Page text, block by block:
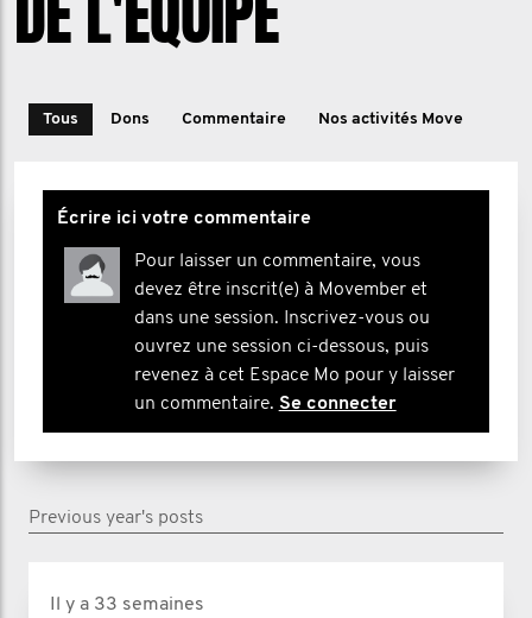
Tous Dons Commentaire Nos activités Move
Écrire ici votre commentaire
Pour laisser un commentaire, vous
devez être inscrit(e) à Movember et
dans une session. Inscrivez-vous ou
ouvrez une session ci-dessous, puis
revenez à cet Espace Mo pour y laisser
un commentaire. Se connecter
Previous year's posts
Il y a 33 semaines